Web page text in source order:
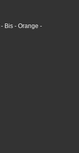
- Bis - Orange -